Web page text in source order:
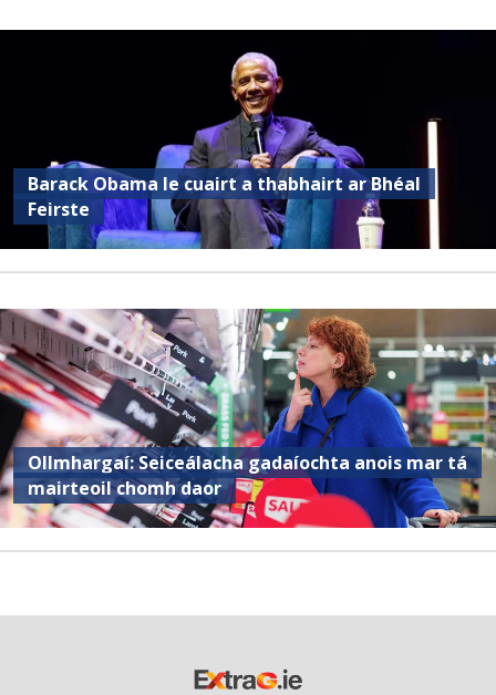
Barack Obama le cuairt a thabhairt ar Bhéal
Feirste
Ollmhargaí: Seiceálacha gadaíochta anois mar tá
mairteoil chomh daor